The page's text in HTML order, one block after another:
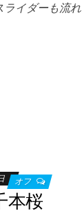
ライダーも流
オフ
本桜